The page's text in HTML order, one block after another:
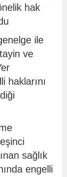
hak
ile
ve
haklarını
sağlık
engelli